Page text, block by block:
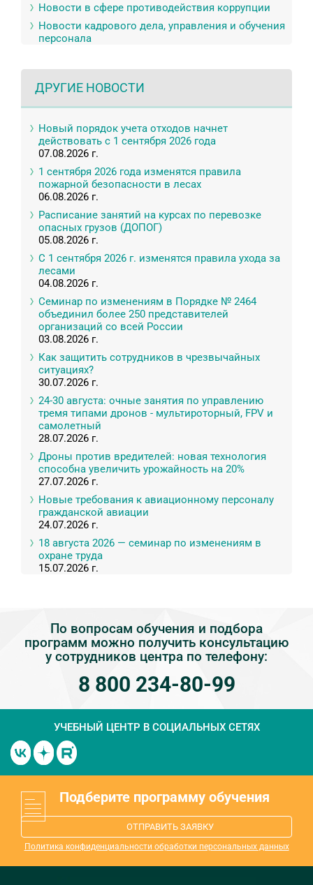
Новости в сфере противодействия коррупции
Новости кадрового дела, управления и обучения
персонала
ДРУГИЕ НОВОСТИ
Новый порядок учета отходов начнет
действовать с 1 сентября 2026 года
07.08.2026 г.
1 сентября 2026 года изменятся правила
пожарной безопасности в лесах
06.08.2026 г.
Расписание занятий на курсах по перевозке
опасных грузов (ДОПОГ)
05.08.2026 г.
С 1 сентября 2026 г. изменятся правила ухода за
лесами
04.08.2026 г.
Семинар по изменениям в Порядке № 2464
объединил более 250 представителей
организаций со всей России
03.08.2026 г.
Как защитить сотрудников в чрезвычайных
ситуациях?
30.07.2026 г.
24-30 августа: очные занятия по управлению
тремя типами дронов - мультироторный, FPV и
самолетный
28.07.2026 г.
Дроны против вредителей: новая технология
способна увеличить урожайность на 20%
27.07.2026 г.
Новые требования к авиационному персоналу
гражданской авиации
24.07.2026 г.
18 августа 2026 — семинар по изменениям в
охране труда
15.07.2026 г.
По вопросам обучения и подбора
программ можно получить консультацию
у сотрудников центра по телефону:
8 800 234-80-99
УЧЕБНЫЙ ЦЕНТР В СОЦИАЛЬНЫХ СЕТЯХ
Подберите программу обучения
ОТПРАВИТЬ ЗАЯВКУ
Политика конфиденциальности обработки персональных данных